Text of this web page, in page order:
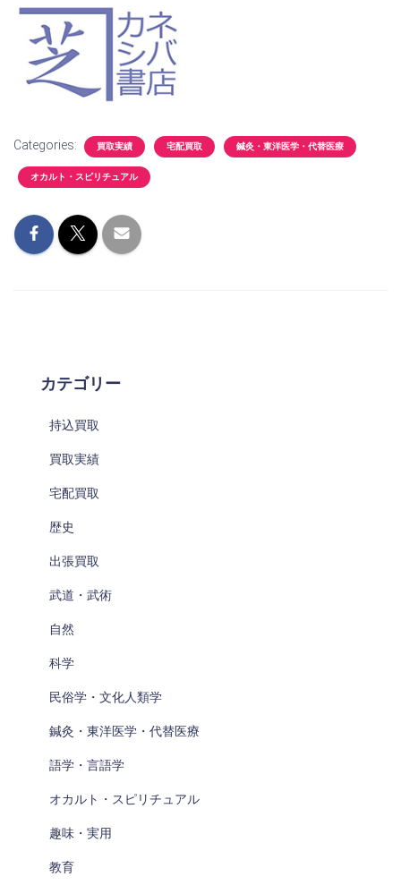
Categories: 買取実績 宅配買取 鍼灸・東洋医学・代替医療
オカルト・スピリチュアル
カテゴリー
持込買取
買取実績
宅配買取
歴史
出張買取
武道・武術
自然
科学
民俗学・文化人類学
鍼灸・東洋医学・代替医療
語学・言語学
オカルト・スピリチュアル
趣味・実用
教育